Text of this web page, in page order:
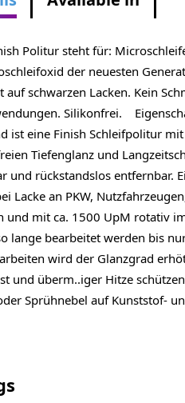
Politur steht für:
der neuesten
auf schwarzen Lacken. Kein
Silikonfrei.
ist eine Finish Schleifpolitur
Tiefenglanz und
und rückstandslos entfernbar.
Lacke an PKW,
und mit ca. 1500 UpM rotativ
lange bearbeitet werden bis
wird der Glanzgrad
und überm..iger Hitze
Sprühnebel auf Kunststof-